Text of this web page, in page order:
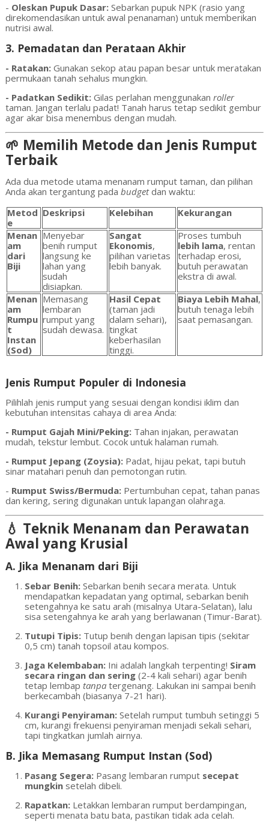
- Oleskan Pupuk Dasar:Sebarkan pupuk NPK (rasio yang
direkomendasikan untuk awal penanaman) untuk memberikan
nutrisi awal.
3. Pemadatan dan Perataan Akhir
- Ratakan:Gunakan sekop atau papan besar untuk meratakan
permukaan tanah sehalus mungkin.
- Padatkan Sedikit:Gilas perlahan menggunakan roller
taman. Jangan terlalu padat! Tanah harus tetap sedikit gembur
agar akar bisa menembus dengan mudah.
🌱 Memilih Metode dan Jenis Rumput
Terbaik
Ada dua metode utama menanam rumput taman, dan pilihan
Anda akan tergantung pada budgetdan waktu:
Metod
e
Deskripsi Kelebihan
Kekurangan
Menan
am
dari
Biji
Menyebar
benih rumput
langsung ke
lahan yang
sudah
disiapkan.
Sangat
Ekonomis,
pilihan varietas
lebih banyak.
Proses tumbuh
lebih lama, rentan
terhadap erosi,
butuh perawatan
ekstra di awal.
Menan
am
Rumpu
t
Instan
(Sod)
Memasang
lembaran
rumput yang
sudah dewasa.
Hasil Cepat
(taman jadi
dalam sehari),
tingkat
keberhasilan
tinggi.
Biaya Lebih Mahal,
butuh tenaga lebih
saat pemasangan.
Jenis Rumput Populer di Indonesia
Pilihlah jenis rumput yang sesuai dengan kondisi iklim dan
kebutuhan intensitas cahaya di area Anda:
- Rumput Gajah Mini/Peking:Tahan injakan, perawatan
mudah, tekstur lembut. Cocok untuk halaman rumah.
- Rumput Jepang (Zoysia):Padat, hijau pekat, tapi butuh
sinar matahari penuh dan pemotongan rutin.
- Rumput Swiss/Bermuda:Pertumbuhan cepat, tahan panas
dan kering, sering digunakan untuk lapangan olahraga.
💧 Teknik Menanam dan Perawatan
Awal yang Krusial
A. Jika Menanam dari Biji
Sebar Benih:Sebarkan benih secara merata. Untuk
mendapatkan kepadatan yang optimal, sebarkan benih
setengahnya ke satu arah (misalnya Utara-Selatan), lalu
sisa setengahnya ke arah yang berlawanan (Timur-Barat).
Tutupi Tipis:Tutup benih dengan lapisan tipis (sekitar
0,5 cm) tanah topsoil atau kompos.
Jaga Kelembaban:Ini adalah langkah terpenting! Siram
secara ringan dan sering(2-4 kali sehari) agar benih
tetap lembap tanpatergenang. Lakukan ini sampai benih
berkecambah (biasanya 7-21 hari).
Kurangi Penyiraman:Setelah rumput tumbuh setinggi 5
cm, kurangi frekuensi penyiraman menjadi sekali sehari,
tapi tingkatkan jumlah airnya.
B. Jika Memasang Rumput Instan (Sod)
Pasang Segera:Pasang lembaran rumput secepat
mungkinsetelah dibeli.
Rapatkan:Letakkan lembaran rumput berdampingan,
seperti menata batu bata, pastikan tidak ada celah.